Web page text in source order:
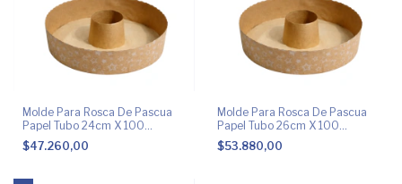
Molde Para Rosca De Pascua
Papel Tubo 24cm X 100
Unidades
$47.260,00
Molde Para Rosca De Pascua
Papel Tubo 26cm X 100
Unidades
$53.880,00